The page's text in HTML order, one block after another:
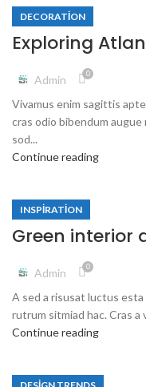
DECORATION
Exploring
Admin 0
Vivamus enim sagittis
cras odio bibendum
sod...
Continue reading
INSPIRATION
Green interior
Admin 0
A sed a risusat luctus
rutrum sitmiad hac. Cras a
Continue reading